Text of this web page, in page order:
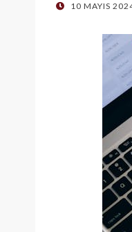
POSTED
10 MAYIS